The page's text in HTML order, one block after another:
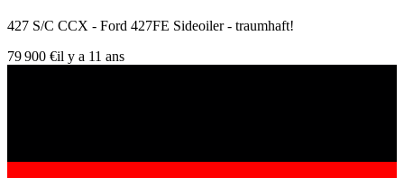
427 S/C CCX - Ford 427FE Sideoiler - traumhaft!
79 900 €il y a 11 ans